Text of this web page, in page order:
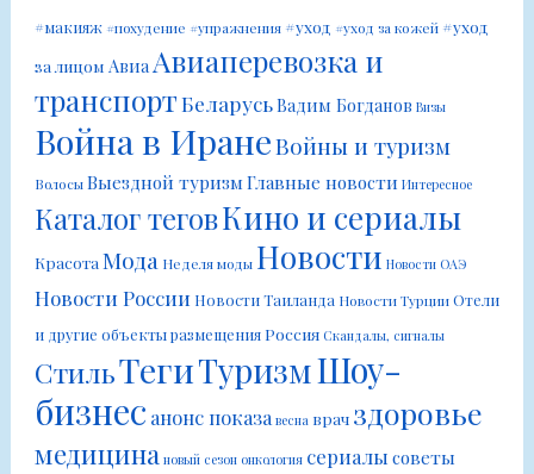
#макияж #похудение #упражнения #уход #уход за кожей #уход
за лицом Авиа Авиаперевозка и
транспортБеларусьВадим Богданов Визы
Война в ИранеВойны и туризм
ВолосыВыездной туризмГлавные новости Интересное
Каталог теговКино и сериалы
Красота Мода Неделя моды Новости Новости ОАЭ
Новости России Новости Таиланда Новости ТурцииОтели
и другие объекты размещенияРоссия Скандалы, сигналы
СтильТегиТуризмШоу-
бизнес анонс показа весна врач здоровье
медицина новый сезон онкология сериалы советы